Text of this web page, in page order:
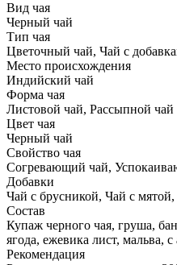
Вид чая
Черный чай
Тип чая
Цветочный чай, Чай с
Место происхождения
Индийский чай
Форма чая
Листовой чай, Рассыпной чай
Цвет чая
Черный чай
Свойство чая
Согревающий чай,
Добавки
Чай с брусникой, Чай с
Состав
Купаж черного чая, груша,
ягода, ежевика лист, мальва,
Рекомендация